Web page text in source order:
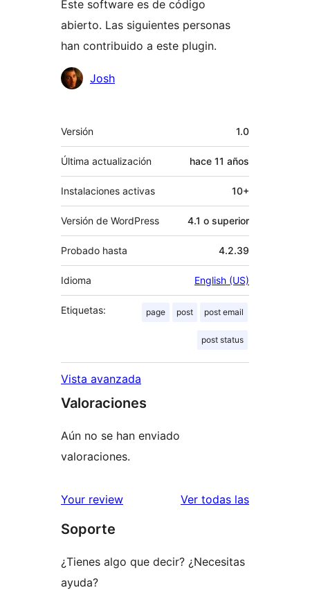
Este software es de código
abierto. Las siguientes personas
han contribuido a este plugin.
Colaboradores
Josh
Meta
Versión 1.0
Última actualización hace 11 años
Instalaciones activas 10+
Versión de WordPress 4.1 o superior
Probado hasta 4.2.39
Idioma English (US)
Etiquetas: page post post email
post status
Vista avanzada
Valoraciones
Aún no se han enviado
valoraciones.
Your review Ver todas las
Soporte
¿Tienes algo que decir? ¿Necesitas
ayuda?